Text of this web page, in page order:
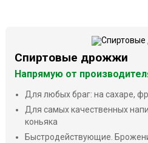
Спиртовые дрожжи
Напрямую от
Для любых браг: на сахаре,
Для самых качественных
коньяка
Быстродействующие.